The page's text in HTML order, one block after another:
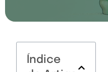
Índice